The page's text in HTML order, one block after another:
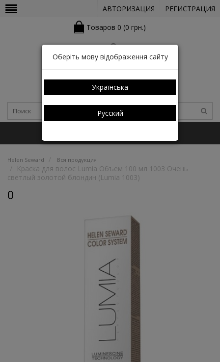
АВТОРИЗАЦИЯ
РЕГИСТРАЦИЯ
Товаров 0 (0 грн.)
Helen Seward Вся продукция
Краска для волос Lumia Объем 100 мл 1003 Очень
светлый золотой блондин (Lumia 1003)
0
Оберіть мову відображення сайту
Українська
Русский